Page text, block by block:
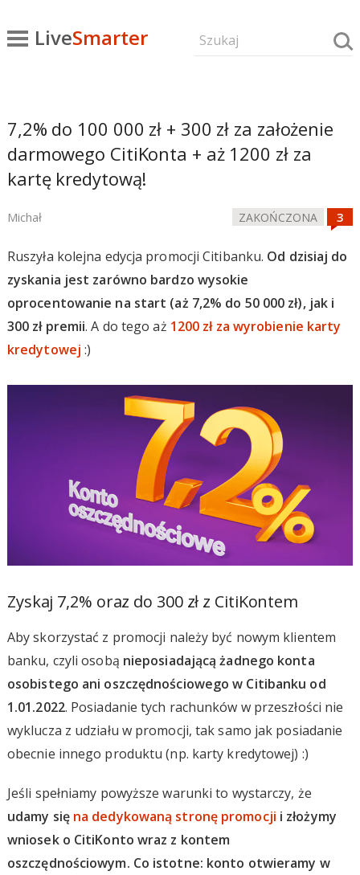
LiveSmarter
7,2% do 100 000 zł + 300 zł za założenie
darmowego CitiKonta + aż 1200 zł za
kartę kredytową!
Michał ZAKOŃCZONA
Ruszyła kolejna edycja promocji Citibanku. Od dzisiaj do
zyskania jest zarówno bardzo wysokie
oprocentowanie na start (aż 7,2% do 50 000 zł), jak i
300 zł premii. A do tego aż 1200 zł za wyrobienie karty
kredytowej :)
Zyskaj 7,2% oraz do 300 zł z CitiKontem
Aby skorzystać z promocji należy być nowym klientem
banku, czyli osobą nieposiadającą żadnego konta
osobistego ani oszczędnościowego w Citibanku od
1.01.2022. Posiadanie tych rachunków w przeszłości nie
wyklucza z udziału w promocji, tak samo jak posiadanie
obecnie innego produktu (np. karty kredytowej) :)
Jeśli spełniamy powyższe warunki to wystarczy, że
udamy się na dedykowaną stronę promocji i złożymy
wniosek o CitiKonto wraz z kontem
oszczędnościowym. Co istotne: konto otwieramy w